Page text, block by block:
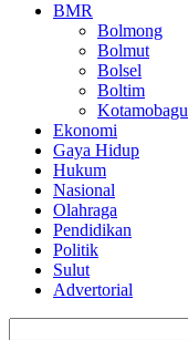
BMR
Bolmong
Bolmut
Bolsel
Boltim
Kotamobagu
Ekonomi
Gaya Hidup
Hukum
Nasional
Olahraga
Pendidikan
Politik
Sulut
Advertorial